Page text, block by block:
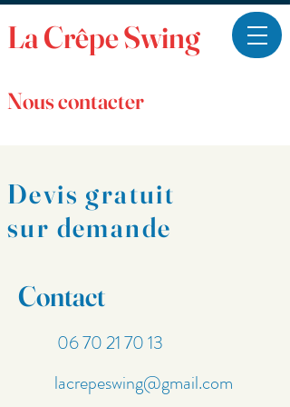
La Crêpe Swing
Nous contacter
Devis gratuit
sur demande
Contact
06 70 21 70 13
lacrepeswing@gmail.com